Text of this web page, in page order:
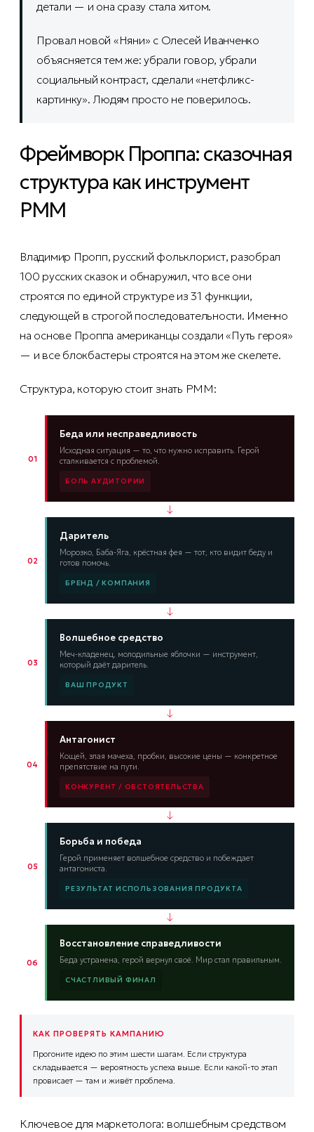
детали — и она сразу стала хитом.
Провал новой «Няни» с Олесей Иванченко
объясняется тем же: убрали говор, убрали
социальный контраст, сделали «нетфликс-
картинку». Людям просто не поверилось.
Фреймворк Проппа: сказочная
структура как инструмент
PMM
Владимир Пропп, русский фольклорист, разобрал
100 русских сказок и обнаружил, что все они
строятся по единой структуре из 31 функции,
следующей в строгой последовательности. Именно
на основе Проппа американцы создали «Путь героя»
— и все блокбастеры строятся на этом же скелете.
Структура, которую стоит знать PMM:
01
Беда или несправедливость
Исходная ситуация — то, что нужно исправить. Герой
сталкивается с проблемой.
БОЛЬ АУДИТОРИИ
↓
02
Даритель
Морозко, Баба-Яга, крёстная фея — тот, кто видит беду и
готов помочь.
БРЕНД / КОМПАНИЯ
↓
03
Волшебное средство
Меч-кладенец, молодильные яблочки — инструмент,
который даёт даритель.
ВАШ ПРОДУКТ
↓
04
Антагонист
Кощей, злая мачеха, пробки, высокие цены — конкретное
препятствие на пути.
КОНКУРЕНТ / ОБСТОЯТЕЛЬСТВА
↓
05
Борьба и победа
Герой применяет волшебное средство и побеждает
антагониста.
РЕЗУЛЬТАТ ИСПОЛЬЗОВАНИЯ ПРОДУКТА
↓
06
Восстановление справедливости
Беда устранена, герой вернул своё. Мир стал правильным.
СЧАСТЛИВЫЙ ФИНАЛ
КАК ПРОВЕРЯТЬ КАМПАНИЮ
Прогоните идею по этим шести шагам. Если структура
складывается — вероятность успеха выше. Если какой-то этап
провисает — там и живёт проблема.
Ключевое для маркетолога: волшебным средством